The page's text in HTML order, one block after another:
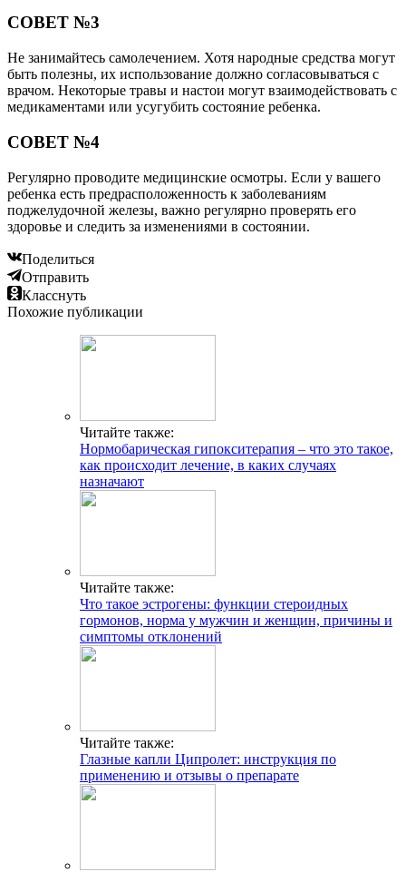
СОВЕТ №3
Не занимайтесь самолечением. Хотя народные средства могут
быть полезны, их использование должно согласовываться с
врачом. Некоторые травы и настои могут взаимодействовать с
медикаментами или усугубить состояние ребенка.
СОВЕТ №4
Регулярно проводите медицинские осмотры. Если у вашего
ребенка есть предрасположенность к заболеваниям
поджелудочной железы, важно регулярно проверять его
здоровье и следить за изменениями в состоянии.
Поделиться
Отправить
Класснуть
Похожие публикации
Читайте также:
Нормобарическая гипокситерапия – что это такое,
как происходит лечение, в каких случаях
назначают
Читайте также:
Что такое эстрогены: функции стероидных
гормонов, норма у мужчин и женщин, причины и
симптомы отклонений
Читайте также:
Глазные капли Ципролет: инструкция по
применению и отзывы о препарате